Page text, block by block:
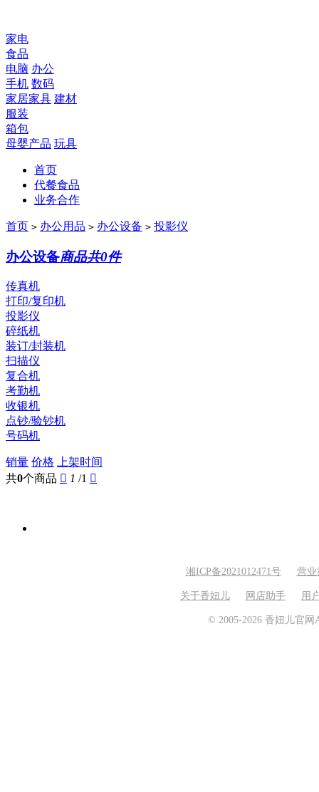
家电
食品
电脑 办公
手机 数码
家居家具 建材
服装
箱包
母婴产品 玩具
首页
代餐食品
业务合作
首页 > 办公用品 > 办公设备 > 投影仪
办公设备商品共0件
传真机
打印/复印机
投影仪
碎纸机
装订/封装机
扫描仪
复合机
考勤机
收银机
点钞/验钞机
号码机
销量 价格 上架时间
共0个商品  1 /1 
湘ICP备2021012471号 营业
关于香妞儿 网店助手 用
© 2005-2026 香妞儿官